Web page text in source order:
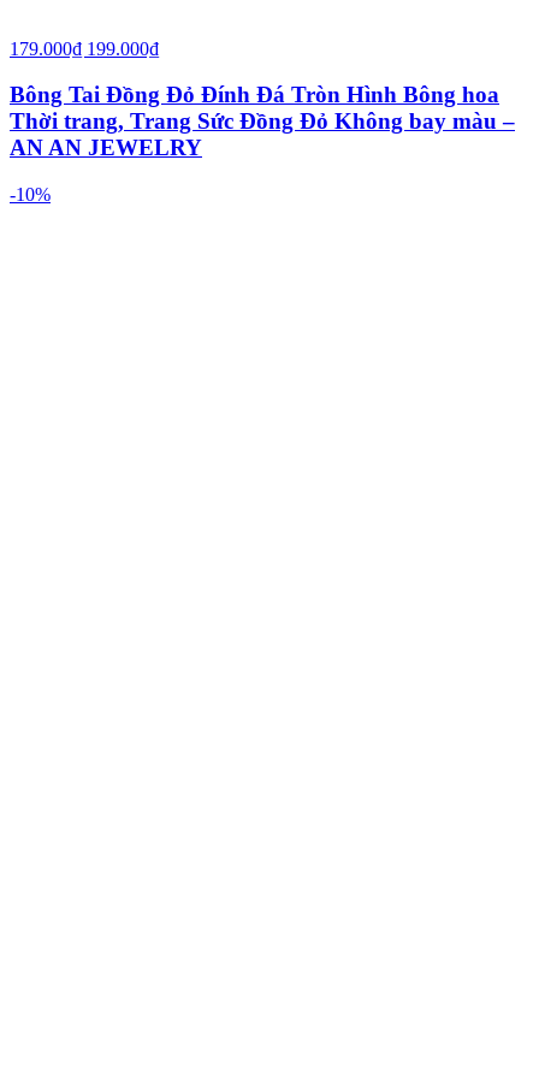
179.000₫ 199.000₫
Bông Tai Đồng Đỏ Đính Đá Tròn Hình Bông hoa
Thời trang, Trang Sức Đồng Đỏ Không bay màu –
AN AN JEWELRY
-10%